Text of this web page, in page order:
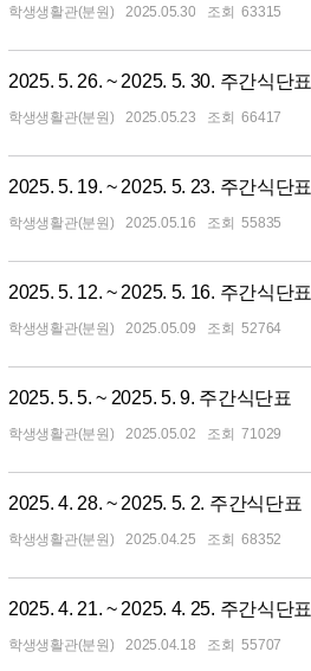
학생생활관(분원) 2025.05.30 63315
2025. 5. 26. ~ 2025. 5. 30. 주간식단표
학생생활관(분원) 2025.05.23 66417
2025. 5. 19. ~ 2025. 5. 23. 주간식단표
학생생활관(분원) 2025.05.16 55835
2025. 5. 12. ~ 2025. 5. 16. 주간식단표
학생생활관(분원) 2025.05.09 52764
2025. 5. 5. ~ 2025. 5. 9. 주간식단표
학생생활관(분원) 2025.05.02 71029
2025. 4. 28. ~ 2025. 5. 2. 주간식단표
학생생활관(분원) 2025.04.25 68352
2025. 4. 21. ~ 2025. 4. 25. 주간식단표
학생생활관(분원) 2025.04.18 55707